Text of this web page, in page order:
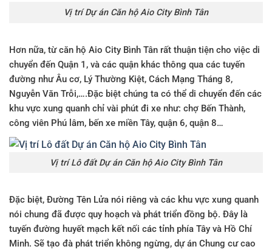
Vị trí Dự án Căn hộ Aio City Bình Tân
Hơn nữa, từcăn hộ Aio City Bình Tân rất thuận tiện cho việc di
chuyển đến Quận 1, và các quận khác thông qua các tuyến
đường như Âu cơ, Lý Thường Kiệt, Cách Mạng Tháng 8,
Nguyễn Văn Trỗi,….Đặc biệt chúng ta có thể di chuyển đến các
khu vực xung quanh chỉ vài phút đi xe như: chợ Bến Thành,
công viên Phú lâm, bến xe miền Tây, quận 6, quận 8…
Vị trí Lô đất Dự án Căn hộ Aio City Bình Tân
Đặc biệt, Đường Tên Lửa nói riêng và các khu vực xung quanh
nói chung đã được quy hoạch và phát triển đồng bộ. Đây là
tuyến đường huyết mạch kết nối các tỉnh phía Tây và Hồ Chí
Minh. Sẽ tạo đà phát triển không ngừng, dự án Chung cư cao